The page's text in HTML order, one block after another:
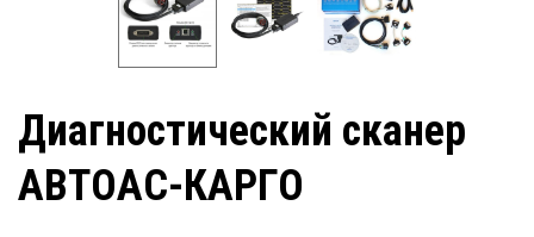
Диагностический сканер
АВТОАС-КАРГО